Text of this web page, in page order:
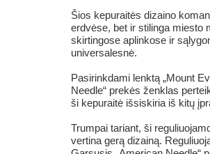
Šios kepuraitės dizaino
erdvėse, bet ir stilinga miesto
skirtingose aplinkose ir
universalesnė.
Pasirinkdami lenktą „Mount
Needle“ prekės ženklas
ši kepuraitė išsiskiria iš kitų
Trumpai tariant, ši
vertina gerą dizainą.